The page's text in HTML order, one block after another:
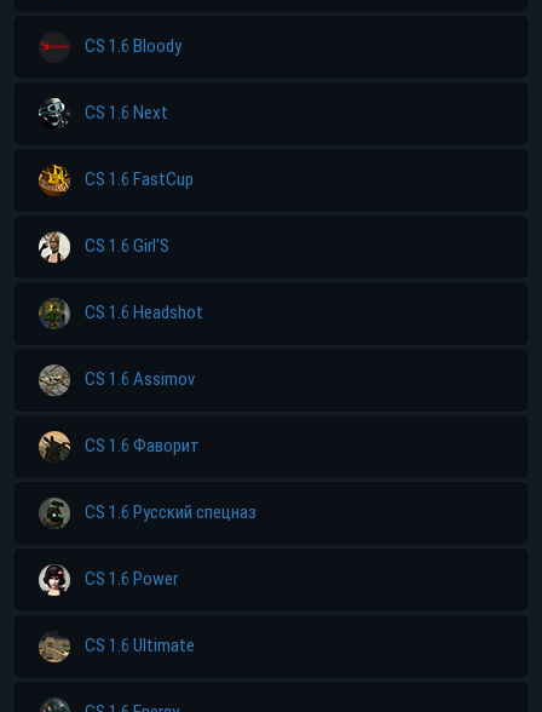
CS 1.6 Bloody
CS 1.6 Next
CS 1.6 FastCup
CS 1.6 Girl'S
CS 1.6 Headshot
CS 1.6 Assimov
CS 1.6 Фаворит
CS 1.6 Русский спецназ
CS 1.6 Power
CS 1.6 Ultimate